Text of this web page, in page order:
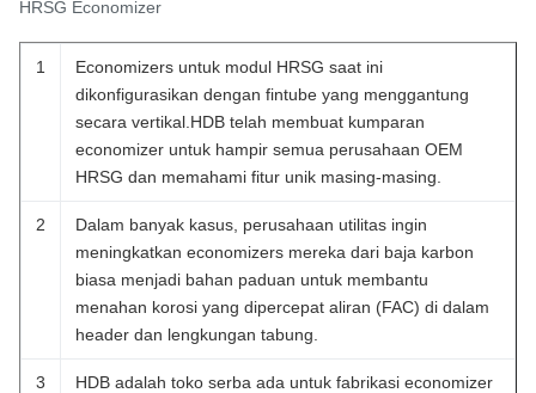
HRSG Economizer
1
Economizers untuk modul HRSG saat ini
dikonfigurasikan dengan fintube yang menggantung
secara vertikal.HDB telah membuat kumparan
economizer untuk hampir semua perusahaan OEM
HRSG dan memahami fitur unik masing-masing.
2
Dalam banyak kasus, perusahaan utilitas ingin
meningkatkan economizers mereka dari baja karbon
biasa menjadi bahan paduan untuk membantu
menahan korosi yang dipercepat aliran (FAC) di dalam
header dan lengkungan tabung.
3
HDB adalah toko serba ada untuk fabrikasi economizer